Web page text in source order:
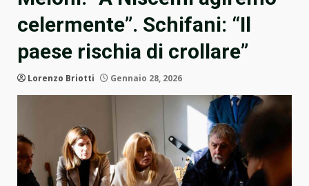
celermente”. Schifani: “Il
paese rischia di crollare”
Lorenzo Briotti Gennaio 28, 2026